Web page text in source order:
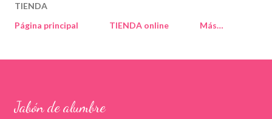
TIENDA
Página principal
TIENDA online Más…
Jabón de alumbre